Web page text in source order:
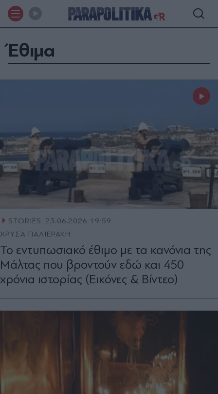
Έθιμα
STORIES
23.06.2026 19:59
ΧΡΥΣΑ ΠΑΛΙΕΡΑΚΗ
Το εντυπωσιακό έθιμο με τα κανόνια της
Μάλτας που βροντούν εδώ και 450
χρόνια ιστορίας (Εικόνες & Βίντεο)